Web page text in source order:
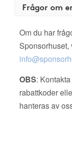
Frågor om
Om du har
OBS:
rabattkoder
hanteras av